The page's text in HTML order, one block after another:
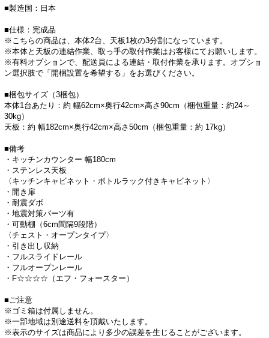
■製造国：日本
■仕様：完成品
※こちらの商品は、本体2台、天板1枚の3分割になっています。
※本体と天板の連結作業、取っ手の取付作業はお客様にてお願いします。
※有料オプションで、配送員による連結・取付作業を承ります。オプショ
ン選択肢で「開梱設置を希望する」をお選びください。
■梱包サイズ（3梱包）
本体1台あたり：約 幅62cm×奥行42cm×高さ90cm（梱包重量：約24～
30kg）
天板：約 幅182cm×奥行42cm×高さ50cm（梱包重量：約 17kg）
■備考
・キッチンカウンター 幅180cm
・ステンレス天板
〈キッチンキャビネット・ボトルラック付きキャビネット〉
・開き扉
・耐震ダボ
・地震対策パーツ有
・可動棚（6cm間隔9段階）
〈チェスト・オープンタイプ〉
・引き出し収納
・フルスライドレール
・フルオープンレール
・F☆☆☆☆（エフ・フォースター）
■ご注意
※ゴミ箱は付属しません。
※一部地域は別途送料を頂戴いたします。
※表示のサイズは商品により多少の誤差を生じることがございます。